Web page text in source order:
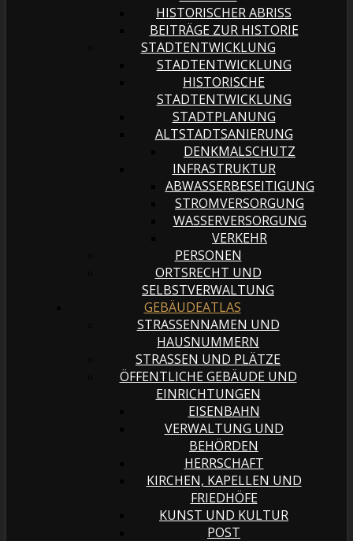
HISTORISCHER ABRISS
BEITRÄGE ZUR HISTORIE
STADTENTWICKLUNG
STADTENTWICKLUNG
HISTORISCHE
STADTENTWICKLUNG
STADTPLANUNG
ALTSTADTSANIERUNG
DENKMALSCHUTZ
INFRASTRUKTUR
ABWASSERBESEITIGUNG
STROMVERSORGUNG
WASSERVERSORGUNG
VERKEHR
PERSONEN
ORTSRECHT UND
SELBSTVERWALTUNG
GEBÄUDEATLAS
STRASSENNAMEN UND H
AUSNUMMERN
STRASSEN UND PLÄTZE
ÖFFENTLICHE GEBÄUDE UND
EINRICHTUNGEN
EISENBAHN
VERWALTUNG UND
BEHÖRDEN
HERRSCHAFT
KIRCHEN, KAPELLEN UND
FRIEDHÖFE
KUNST UND KULTUR
POST